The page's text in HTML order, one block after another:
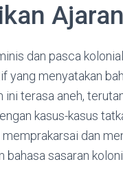
dan pasca
yang menyatakan
ini terasa aneh,
kasus-kasus
memprakarsai dan
bahasa sasaran